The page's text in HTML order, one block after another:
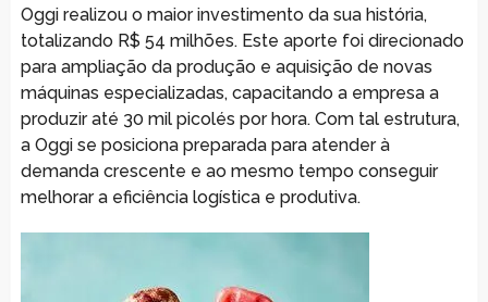
Oggi realizou o maior investimento da sua história,
totalizando R$ 54 milhões. Este aporte foi direcionado
para ampliação da produção e aquisição de novas
máquinas especializadas, capacitando a empresa a
produzir até 30 mil picolés por hora. Com tal estrutura,
a Oggi se posiciona preparada para atender à
demanda crescente e ao mesmo tempo conseguir
melhorar a eficiência logística e produtiva.